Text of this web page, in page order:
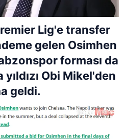
Lig'e transfer
gelen Osimhen
forması da
Obi Mikel'den
geldi.